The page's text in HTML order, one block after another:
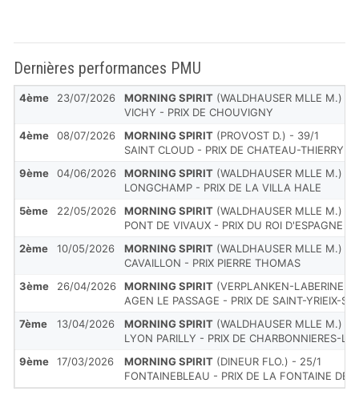
Dernières performances PMU
4ème 23/07/2026 MORNING SPIRIT (WALDHAUSER MLLE M.) -
VICHY - PRIX DE CHOUVIGNY
4ème
08/07/2026 MORNING SPIRIT (PROVOST D.) - 39/1
SAINT CLOUD - PRIX DE CHATEAU-THIERRY
9ème
04/06/2026 MORNING SPIRIT (WALDHAUSER MLLE M.) -
LONGCHAMP - PRIX DE LA VILLA HALE
5ème
22/05/2026 MORNING SPIRIT (WALDHAUSER MLLE M.) -
PONT DE VIVAUX - PRIX DU ROI D'ESPAGNE
2ème
10/05/2026 MORNING SPIRIT (WALDHAUSER MLLE M.) -
CAVAILLON - PRIX PIERRE THOMAS
3ème
26/04/2026 MORNING SPIRIT (VERPLANKEN-LABERINE
AGEN LE PASSAGE - PRIX DE SAINT-YRIEIX-
7ème
13/04/2026 MORNING SPIRIT (WALDHAUSER MLLE M.) -
LYON PARILLY - PRIX DE CHARBONNIERES-
9ème
17/03/2026 MORNING SPIRIT (DINEUR FLO.) - 25/1
FONTAINEBLEAU - PRIX DE LA FONTAINE